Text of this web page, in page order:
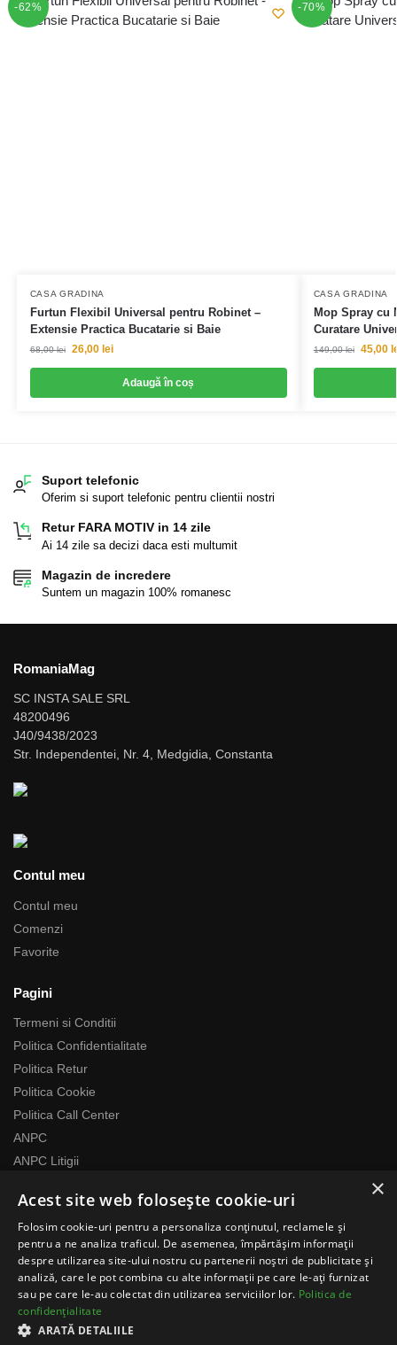
-62%
CASA GRADINA
Furtun Flexibil Universal pentru Robinet –
Extensie Practica Bucatarie si Baie
68,00lei 26,00 lei
Adaugă în coș
-70%
CASA GRADINA
Mop Spray cu
Curatare
149,00lei 45,00
Suport telefonic
Oferim si suport telefonic pentru clientii nostri
Retur FARA MOTIV in 14 zile
Ai 14 zile sa decizi daca esti multumit
Magazin de incredere
Suntem un magazin 100% romanesc
RomaniaMag
SC INSTA SALE SRL
48200496
J40/9438/2023
Str. Independentei, Nr. 4, Medgidia, Constanta
Contul meu
Contul meu
Comenzi
Favorite
Pagini
Termeni si Conditii
Politica Confidentialitate
Politica Retur
Politica Cookie
Politica Call Center
ANPC
ANPC Litigii
Despre noi
Echipa RomaniaMag este la dispozitia ta
Program relatii cu clientii
Luni-Vineri 07:00 – 17:00
Telefon: 0371783100
contact@romaniamag.ro
×
Acest site web folosește cookie-uri
Folosim cookie-uri pentru a personaliza conținutul, reclamele și
pentru a ne analiza traficul. De asemenea, împărtășim informații
despre utilizarea site-ului nostru cu partenerii noștri de publicitate și
analiză, care le pot combina cu alte informații pe care le-ați furnizat
sau pe care le-au colectat din utilizarea serviciilor lor. Politica de
confidențialitate
ARATĂ DETALIILE